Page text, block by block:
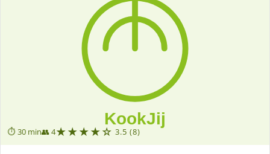
⏱ 30 min👥 4★★★★☆ 3.5 (8)